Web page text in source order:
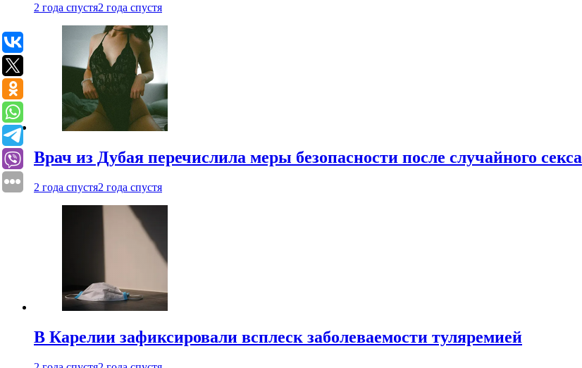
2 года спустя2 года спустя
Врач из Дубая перечислила меры безопасности после случайного секса
2 года спустя2 года спустя
В Карелии зафиксировали всплеск заболеваемости туляремией